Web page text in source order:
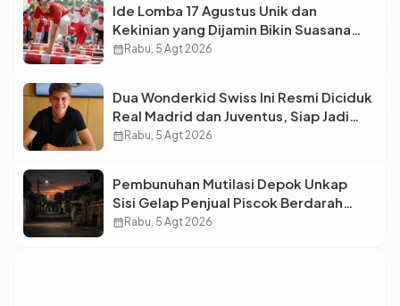
Ide Lomba 17 Agustus Unik dan
Kekinian yang Dijamin Bikin Suasana
Makin Pecah
calendar_month Rabu, 5 Agt 2026
Dua Wonderkid Swiss Ini Resmi Diciduk
Real Madrid dan Juventus, Siap Jadi
Bintang Baru Eropa
calendar_month Rabu, 5 Agt 2026
Pembunuhan Mutilasi Depok Unkap
Sisi Gelap Penjual Piscok Berdarah
Dingin
calendar_month Rabu, 5 Agt 2026